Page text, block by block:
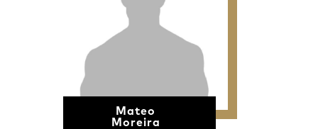
Mateo
Moreira